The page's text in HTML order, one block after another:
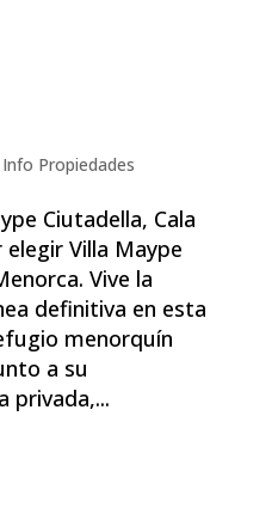
Info Propiedades
Ciutadella, Cala
Villa Maype
Vive la
definitiva en esta
menorquín
a su
privada,...